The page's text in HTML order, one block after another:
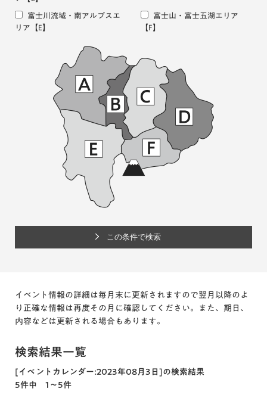
富士川流域・南アルプスエ
リア 【E】
富士山・富士五湖エリア
【F】
イベント情報の詳細は毎月末に更新されますので翌月以降のよ
り正確な情報は再度その月に確認してください。また、期日、
内容などは更新される場合もあります。
検索結果一覧
[イベントカレンダー:2023年08月3日]の検索結果
5件中 1～5件